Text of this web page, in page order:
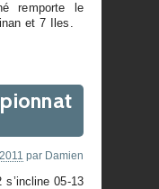
remporte le
et 7 Iles.
par Damien
s’incline 05-13